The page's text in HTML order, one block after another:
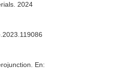
. 2024
En: